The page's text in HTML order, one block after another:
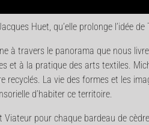
Huet, qu’elle prolonge l’idée
à travers le panorama que nous
et à la pratique des arts textiles.
recyclés. La vie des formes et les
d’habiter ce territoire.
Viateur pour chaque bardeau de